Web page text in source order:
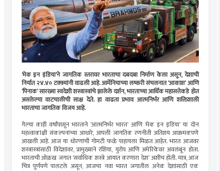
‘मेक इन इंडिया’ने जागतिक स्तरावर भारताचा दबदबा निर्माण केला असून, देशाची
निर्यात २४.४० टक्क्यांनी वाढली आहे. आर्मेनियाच्या लष्करी संचलनात ‘आकाश’ आणि
‘पिनाक’ सारख्या स्वदेशी शस्त्रास्त्रांचे झालेले दर्शन, भारताच्या आर्थिक महासत्तेकडे होत
असलेल्या वाटचालीची साक्ष देते. हा वाढता प्रभाव आत्मनिर्भर आणि शक्तिशाली
भारताचा जागतिक विजय आहे.
गेल्या काही वर्षांपासून भारताने ‘आत्मनिर्भर भारत’ आणि ‘मेक इन इंडिया’ या दोन
महत्त्वाकांक्षी संकल्पनांच्या आधारे, आपली जागतिक रणनीती अतिशय आक्रमकपणे
आखली आहे. आज या धोरणांची गोमटी फळे पाहायला मिळत आहेत. भारत आजवर
शस्त्रास्त्रांसाठी विदेशांवर, प्रामुख्याने रशिया, युरोप आणि अमेरिकेवर अवलंबून होता.
भारताची ओळख जगात ‘सर्वाधिक शस्त्रे आयात करणारा देश’ अशीच होती. मात्र, आज
चित्र पूर्णपणे पालटले असून, आजचा नवा भारत जगातील अनेक देशांसाठी एक